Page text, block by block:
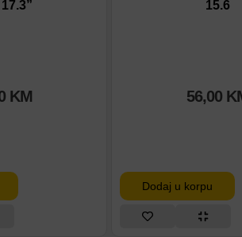
KM
15.6
56,00
Dodaj u korpu